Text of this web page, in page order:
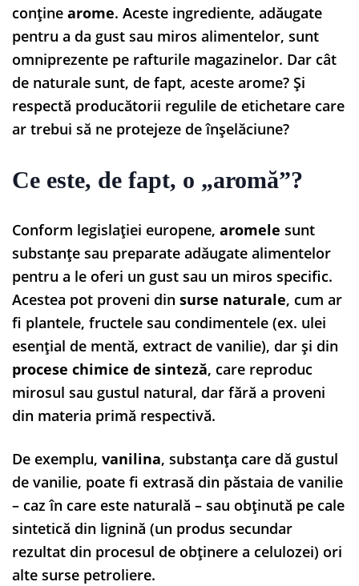
conține arome. Aceste ingrediente, adăugate
pentru a da gust sau miros alimentelor, sunt
omniprezente pe rafturile magazinelor. Dar cât
de naturale sunt, de fapt, aceste arome? Și
respectă producătorii regulile de etichetare care
ar trebui să ne protejeze de înșelăciune?
Ce este, de fapt, o „aromă”?
Conform legislației europene, aromele sunt
substanțe sau preparate adăugate alimentelor
pentru a le oferi un gust sau un miros specific.
Acestea pot proveni din surse naturale, cum ar
fi plantele, fructele sau condimentele (ex. ulei
esențial de mentă, extract de vanilie), dar și din
procese chimice de sinteză, care reproduc
mirosul sau gustul natural, dar fără a proveni
din materia primă respectivă.
De exemplu, vanilina, substanța care dă gustul
de vanilie, poate fi extrasă din păstaia de vanilie
– caz în care este naturală – sau obținută pe cale
sintetică din lignină (un produs secundar
rezultat din procesul de obținere a celulozei) ori
alte surse petroliere.